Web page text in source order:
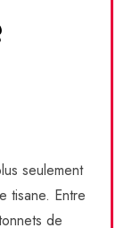
seulement
tisane. Entre
de